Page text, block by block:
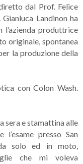
dal Prof. Felice
Landinon ha
produttrice
originale, spontanea
la produzione della
con Colon Wash.
sera e stamattina alle
presso San
solo ed in moto,
che mi voleva